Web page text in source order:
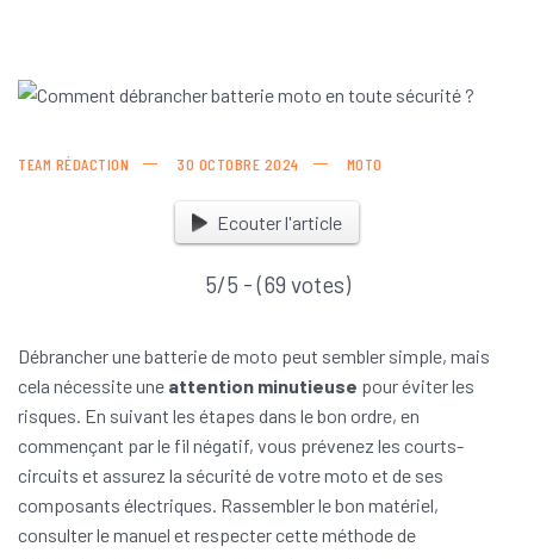
TEAM RÉDACTION 30 OCTOBRE 2024 MOTO
Ecouter l'article
5/5 - (69 votes)
Débrancher une batterie de moto peut sembler simple, mais
cela nécessite une attention minutieuse pour éviter les
risques. En suivant les étapes dans le bon ordre, en
commençant par le fil négatif, vous prévenez les courts-
circuits et assurez la sécurité de votre moto et de ses
composants électriques. Rassembler le bon matériel,
consulter le manuel et respecter cette méthode de